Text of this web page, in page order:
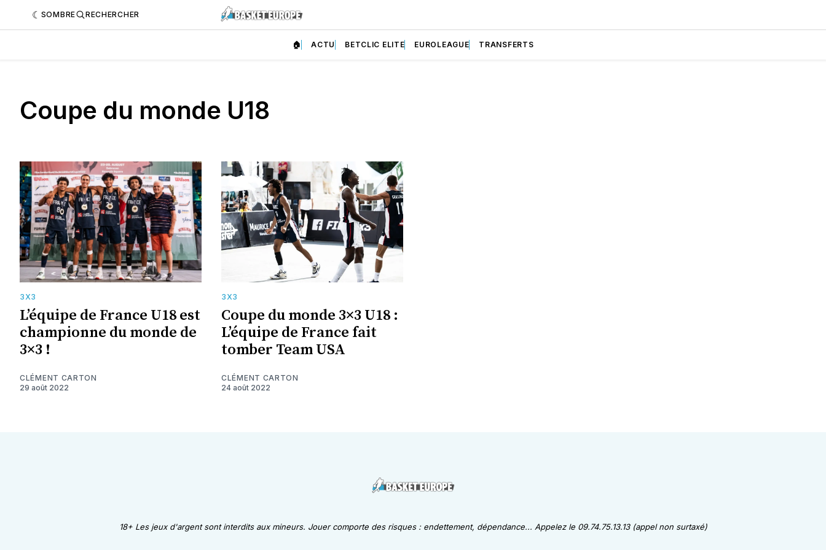
SOMBRE RECHERCHER
🏠 ACTU BETCLIC ELITE EUROLEAGUE TRANSFERTS
Coupe du monde U18
3X3
L’équipe de France U18 est
championne du monde de
3×3 !
CLÉMENT CARTON
29 août 2022
3X3
Coupe du monde 3×3 U18 :
L’équipe de France fait
tomber Team USA
CLÉMENT CARTON
24 août 2022
18+ Les jeux d'argent sont interdits aux mineurs. Jouer comporte des risques : endettement, dépendance... Appelez le 09.74.75.13.13 (appel non surtaxé)